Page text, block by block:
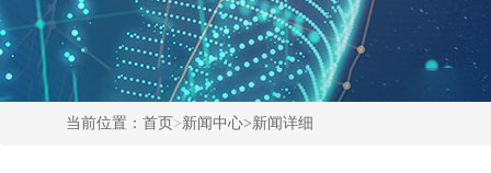
当前位置： 首页 >新闻中心>新闻详细